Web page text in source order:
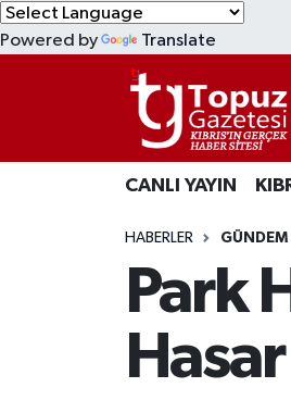
Powered by Translate
CANLI YAYIN
HABERLER GÜNDEM
Park
EKONOMİ
MAGAZİN
Lefkoşa Nöbetçi Eczaneler
Lefkoşa Hava Durumu
Lefkoşa Trafik Yoğunluk
Süper Lig Puan Durumu ve
Tüm Manşetler
Son Dakika Haberleri